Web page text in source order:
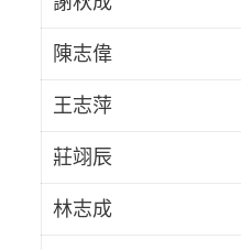
陳志偉
王志萍
莊翊辰
林志成